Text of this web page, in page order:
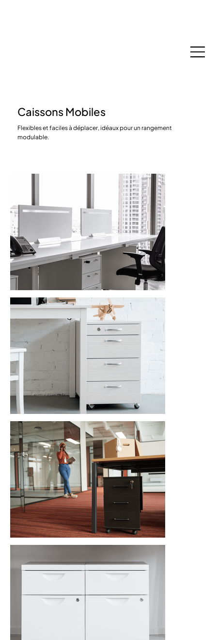
Caissons Mobiles
Flexibles et faciles à déplacer, idéaux pour un rangement
modulable.